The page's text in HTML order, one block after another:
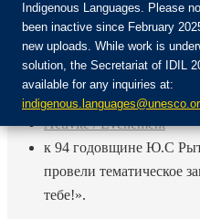
Login
FR
EN
ES
RU
Accueil
Activité / Événement
к 94 годовщине Ю.С
провели тематическое
тебе!».
Indigenous Languages. Please
been inactive since February
new uploads. While work is
solution, the Secretariat of IDIL
available for any inquiries at: